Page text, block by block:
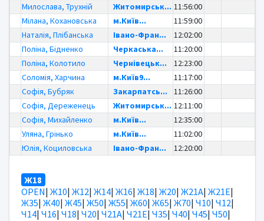
Милослава, Трухній
Житомирськ... 11:56:00
Мілана, Кохановська
м.Київ...
11:59:00
Наталія, Плібанська
Івано-Фран...
12:02:00
Поліна, Бідненко
Черкаська...
11:20:00
Поліна, Колотило
Чернівецьк...
12:23:00
Соломія, Харчина
м.Київ9...
11:17:00
Софія, Бубряк
Закарпатсь...
11:26:00
Софія, Дереженець
Житомирськ... 12:11:00
Софія, Михайленко
м.Київ...
12:35:00
Уляна, Грінько
м.Київ...
11:02:00
Юлія, Коциловська
Івано-Фран... 12:20:00
Ж18
OPEN| Ж10| Ж12| Ж14| Ж16| Ж18| Ж20| Ж21А| Ж21Е|
Ж35| Ж40| Ж45| Ж50| Ж55| Ж60| Ж65| Ж70| Ч10| Ч12|
Ч14| Ч16| Ч18| Ч20| Ч21А| Ч21Е| Ч35| Ч40| Ч45| Ч50|